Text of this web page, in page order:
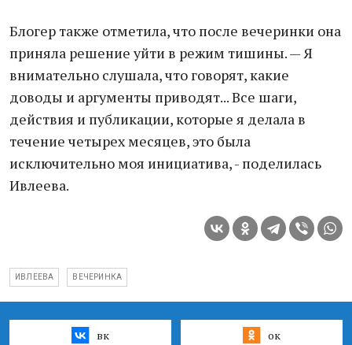
Блогер также отметила, что после вечеринки она
приняла решение уйти в режим тишины. — Я
внимательно слушала, что говорят, какие
доводы и аргументы приводят... Все шаги,
действия и публикации, которые я делала в
течение четырех месяцев, это была
исключительно моя инициатива, - поделилась
Ивлеева.
ИВЛЕЕВА ВЕЧЕРИНКА
вк ок